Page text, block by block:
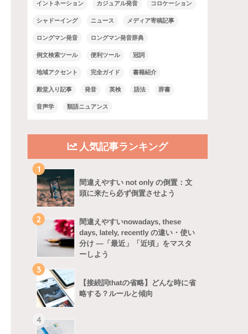
イントネーション カジュアル発音 コロケーション
シャドーイング ニュース メディア寄稿記事
ロングマン発音 ロングマン発音辞典
例文検索ツール 便利ツール 冠詞
地域アクセント 完全ガイド 書籍紹介
殿堂入り記事 発音 英検 語法 辞書
音声学 類語ニュアンス
人気記事ランキング
1
間違えやすい not only の倒置：文
頭に来たら必ず倒置させよう
2
間違えやすいnowadays, these
days, lately, recently の違い・使い
分け ―「最近」「近頃」をマスタ
ーしよう
3
【接続詞thatの省略】どんな時に省
略する？ルールと傾向
4